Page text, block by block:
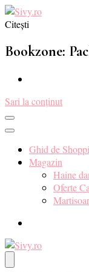
Sivy.ro ❤️
Sivy.ro este un
Citești
Bookzone:
Sari la conținut
Ghid de
Magazin
Haine
Oferte
Sivy.ro ❤️
Sivy.ro este un sursa